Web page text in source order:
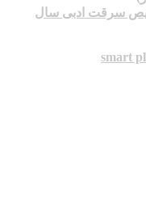
سرقت ادبی سال